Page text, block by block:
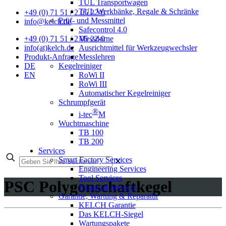
+49 (0) 71 51 / 2 05 22-0
info@kelch.de
+49 (0) 71 51 / 2 05 22-0
info(at)kelch.de
Produkt-Anfrage
DE
EN
TUL Transportwagen
TUL Werkbänke, Regale & Schränke
Prüf- und Messmittel
Safecontrol 4.0
Messdorne
Ausrichtmittel für Werkzeugwechsler
Messlehren
Kegelreiniger
RoWi II
RoWi III
Automatischer Kegelreiniger
Schrumpfgerät
i-tec®M
Wuchtmaschine
TB 100
TB 200
Services
Smart Factory Services
Engineering Services
Tool Services
Financial Services
Garantie, Wartung & Reparatur
KELCH Garantie
Das KELCH-Siegel
Wartungspakete
✕
PSC Polygonschaftkegel